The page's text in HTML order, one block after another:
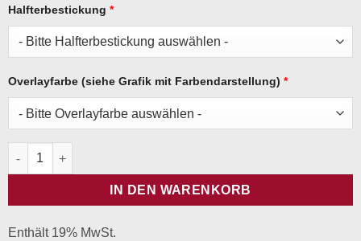
Halfterbestickung *
Overlayfarbe (siehe Grafik mit Farbendarstellung) *
Halfter Daily- Navy Menge
IN DEN WARENKORB
Enthält 19% MwSt.